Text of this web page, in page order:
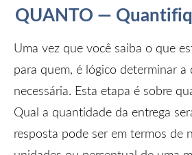
QUANTO —
Uma vez que você saiba o que
para quem, é lógico determinar a
necessária. Esta etapa é sobre
Qual a quantidade da entrega
resposta pode ser em termos de